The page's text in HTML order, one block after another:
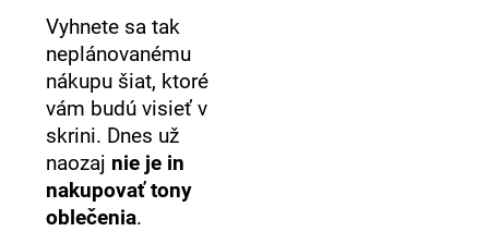
Vyhnete sa tak
neplánovanému
nákupu šiat, ktoré
vám budú visieť v
skrini. Dnes už
naozaj nie je in
nakupovať tony
oblečenia.